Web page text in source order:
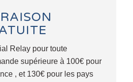
Relay pour toute
supérieure à 100€ pour
, et 130€ pour les pays